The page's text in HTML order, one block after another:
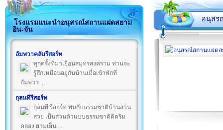
โรงแรมแนะนำอนุสรณ์สถานแฝดสยาม
อิน-จัน
อัมพวาคลับรีสอร์ท
ทุกครั้งที่มาเยือนสมุทรสงคราม ท่านจะ
รู้สึกเหมือนอยู่กับบ้านเมื่อเข้าพักที่
อัมพวา ...
กุลนทีรีสอร์ท
กุลนที รีสอร์ท พบกับธรรมชาติบ้านสวน
สวย เป็นส่วนตัวแบบธรรมชาติติดริม
คลอง ยามเย็น ...
อนุสร